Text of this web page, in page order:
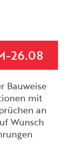
26.08
Bauweise
mit
an
Wunsch